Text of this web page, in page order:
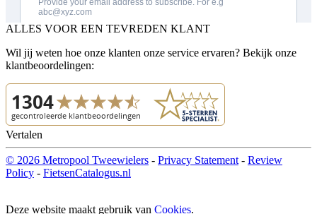
ALLES VOOR EEN TEVREDEN KLANT
Wil jij weten hoe onze klanten onze service ervaren? Bekijk onze
klantbeoordelingen:
Vertalen
© 2026 Metropool Tweewielers - Privacy Statement - Review
Policy - FietsenCatalogus.nl
Deze website maakt gebruik van Cookies.